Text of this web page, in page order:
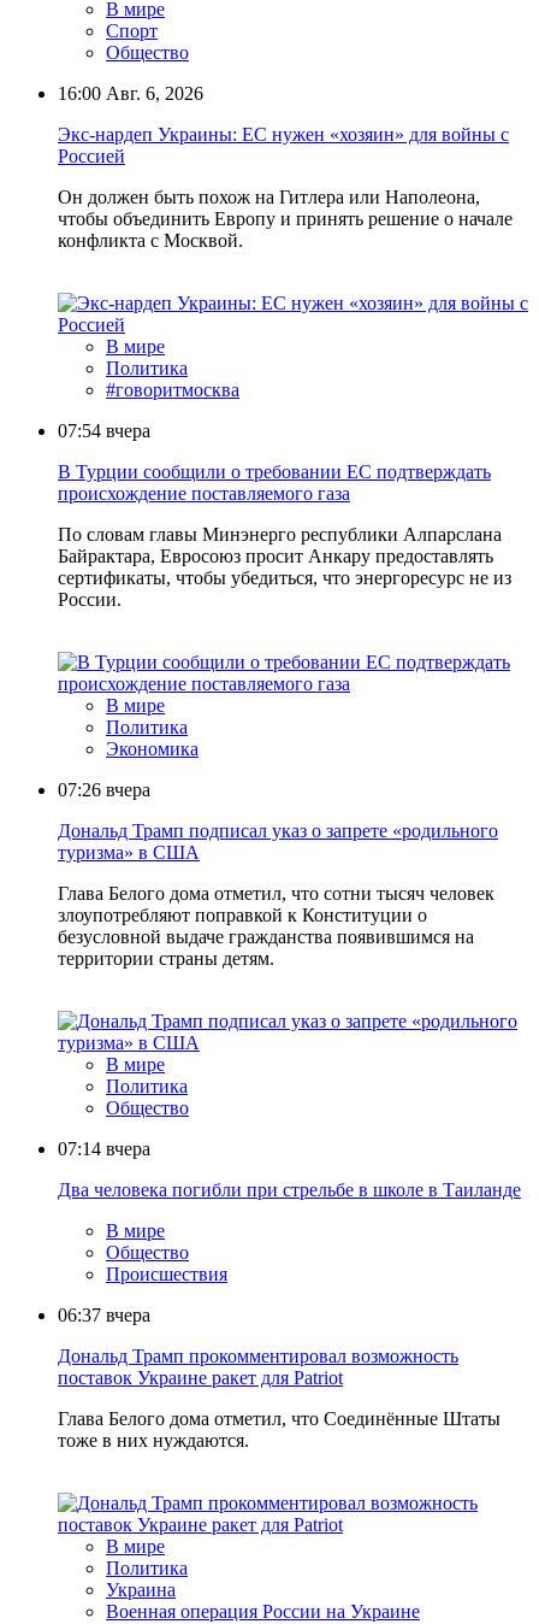
В мире
Спорт
Общество
16:00 Авг. 6, 2026
Экс-нардеп Украины: ЕС нужен «хозяин» для войны с
Россией
Он должен быть похож на Гитлера или Наполеона,
чтобы объединить Европу и принять решение о начале
конфликта с Москвой.
В мире
Политика
#говоритмосква
07:54 вчера
В Турции сообщили о требовании ЕС подтверждать
происхождение поставляемого газа
По словам главы Минэнерго республики Алпарслана
Байрактара, Евросоюз просит Анкару предоставлять
сертификаты, чтобы убедиться, что энергоресурс не из
России.
В мире
Политика
Экономика
07:26 вчера
Дональд Трамп подписал указ о запрете «родильного
туризма» в США
Глава Белого дома отметил, что сотни тысяч человек
злоупотребляют поправкой к Конституции о
безусловной выдаче гражданства появившимся на
территории страны детям.
В мире
Политика
Общество
07:14 вчера
Два человека погибли при стрельбе в школе в Таиланде
В мире
Общество
Происшествия
06:37 вчера
Дональд Трамп прокомментировал возможность
поставок Украине ракет для Patriot
Глава Белого дома отметил, что Соединённые Штаты
тоже в них нуждаются.
В мире
Политика
Украина
Военная операция России на Украине